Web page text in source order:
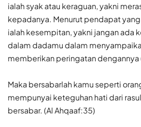
ialah syak atau keraguan, yakni
kepadanya. Menurut pendapat
ialah kesempitan, yakni jangan ada
dalam dadamu dalam
memberikan peringatan dengannya
Maka bersabarlah kamu seperti
mempunyai keteguhan hati dari
bersabar. (Al Ahqaaf:35)